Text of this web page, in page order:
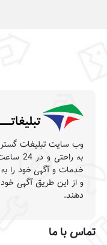
وب سایت تبلیغات گستر
به
خدمات و آگهی خود را
و از این طریق آگهی
دهند.
تماس با ما